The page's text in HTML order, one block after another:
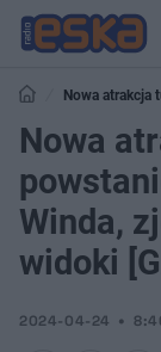
Nowa atrakcja
przepiękne widoki
Nowa
Winda,
widoki
2024-04-24